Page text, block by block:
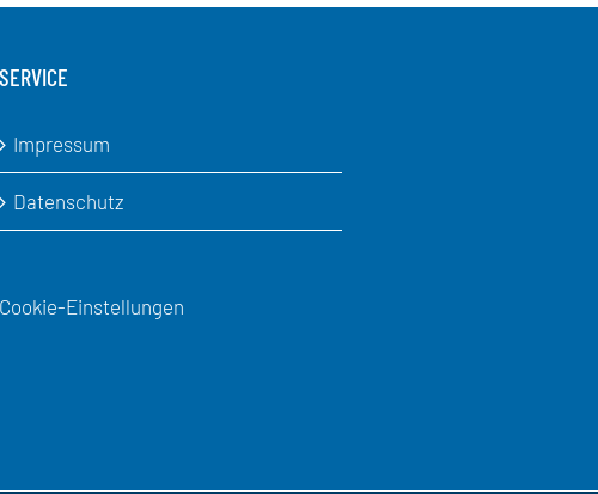
SERVICE
Impressum
Datenschutz
Cookie-Einstellungen